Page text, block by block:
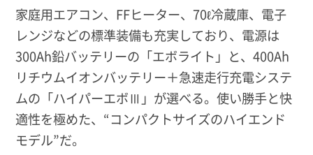
家庭用エアコン、FFヒーター、70ℓ冷蔵庫、電子
レンジなどの標準装備も充実しており、電源は
300Ah鉛バッテリーの「エボライト」と、400Ah
リチウムイオンバッテリー＋急速走行充電システ
ムの「ハイパーエボⅢ」が選べる。使い勝手と快
適性を極めた、“コンパクトサイズのハイエンド
モデル”だ。